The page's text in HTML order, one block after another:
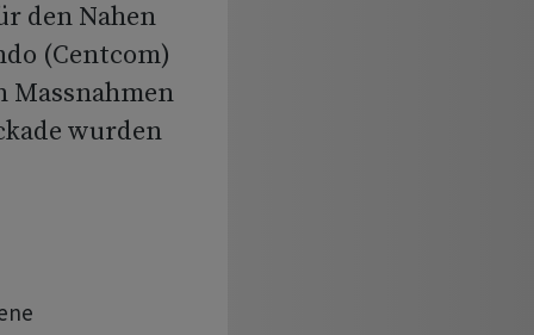
den Nahen
(Centcom)
Massnahmen
wurden